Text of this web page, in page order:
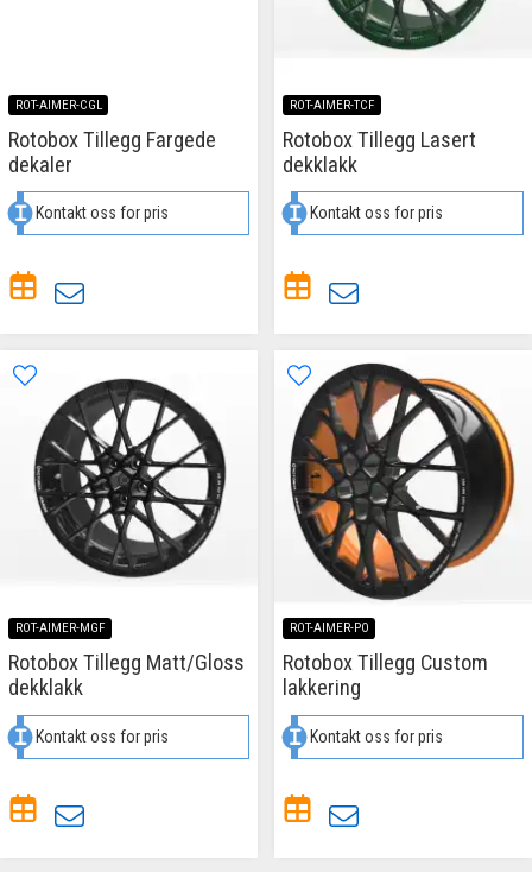
ROT-AIMER-CGL
Rotobox Tillegg Fargede
dekaler
Kontakt oss for pris
ROT-AIMER-TCF
Rotobox Tillegg Lasert
dekklakk
Kontakt oss for pris
ROT-AIMER-MGF
Rotobox Tillegg Matt/Gloss
dekklakk
Kontakt oss for pris
ROT-AIMER-PO
Rotobox Tillegg Custom
lakkering
Kontakt oss for pris